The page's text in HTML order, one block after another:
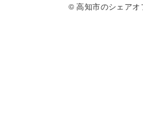
© 高知市のシェア